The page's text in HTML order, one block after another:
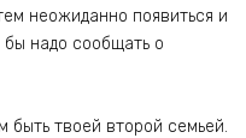
неожиданно появиться и
бы надо сообщать о
быть твоей второй семьей.